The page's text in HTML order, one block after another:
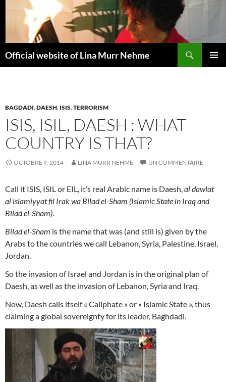
contenu
Official website of Lina Murr Nehme
BAGDADI,DAESH, ISIS,TERRORISM
ISIS, ISIL, DAESH : WHAT
COUNTRY IS THAT?
OCTOBRE 9, 2014 LINA MURR NEHME UN COMMENTAIRE
Call it ISIS, ISIL or EIL, it’s real Arabic name is Daesh,al dawlat
al islamiyyat fil Irak wa Bilad el-Sham (Islamic State in Iraq and
Bilad el-Sham).
Bilad el-Sham is the name that was (and still is) given by the
Arabs to the countries we call Lebanon, Syria, Palestine, Israel,
Jordan.
So the invasion of Israel and Jordan is in the original plan of
Daesh, as well as the invasion of Lebanon, Syria and Iraq.
Now, Daesh calls itself « Caliphate » or « Islamic State », thus
claiming a global sovereignty for its leader, Baghdadi.